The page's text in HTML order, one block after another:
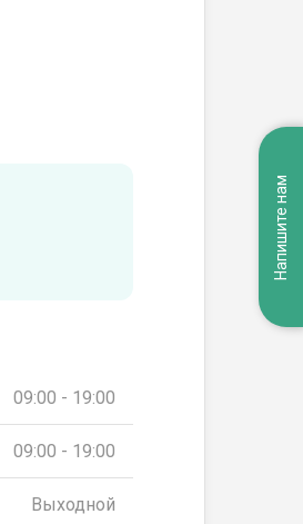
09:00 - 19:00
09:00 - 19:00
Выходной
Напишите нам